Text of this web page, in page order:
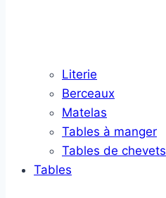
Literie
Berceaux
Matelas
Tables à manger
Tables de chevets
Tables